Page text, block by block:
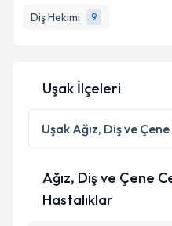
Diş Hekimi
9
E-posta Adresiniz
Kişisel verilerimin
Metni 'ni okudum
kapsamda
Takvim
Uşak İlçeleri
Uşak Ağız, Diş ve
Ağız, Diş ve Çene
Hastalıklar